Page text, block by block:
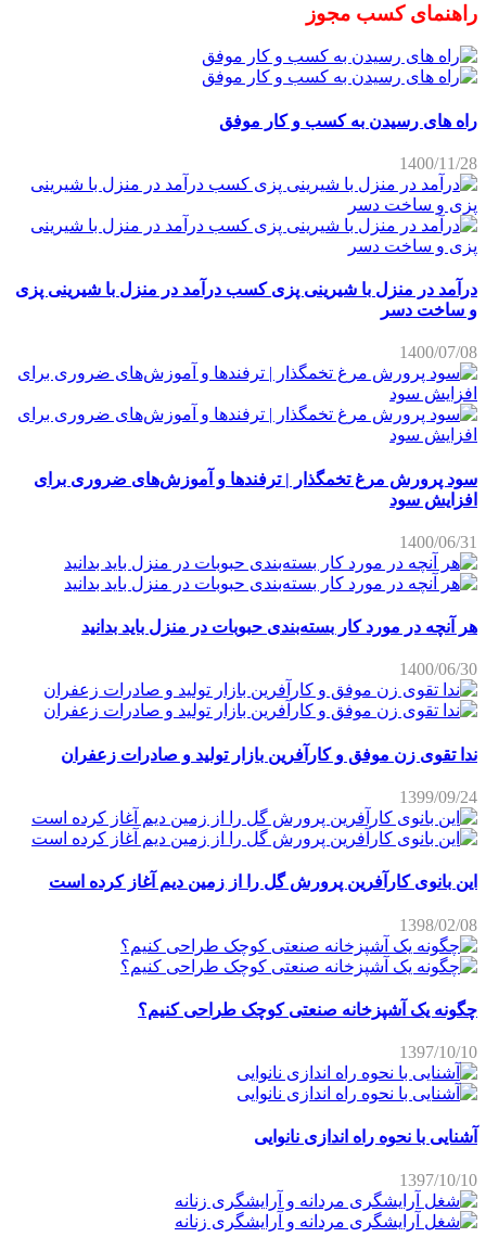
راهنمای کسب مجوز
راه های رسیدن به کسب و کار موفق
1400/11/28
درآمد در منزل با شیرینی پزی کسب درآمد در منزل با شیرینی پزی
و ساخت دسر
1400/07/08
سود پرورش مرغ تخمگذار | ترفندها و آموزش‌های ضروری برای
افزایش سود
1400/06/31
هر آنچه در مورد کار بسته‌بندی حبوبات در منزل باید بدانید
1400/06/30
ندا تقوی زن موفق و کارآفرین بازار تولید و صادرات زعفران
1399/09/24
این بانوی کارآفرین پرورش گل را از زمین دیم آغاز کرده است
1398/02/08
چگونه یک آشپزخانه صنعتی کوچک طراحی کنیم؟
1397/10/10
آشنایی با نحوه راه اندازی نانوایی
1397/10/10